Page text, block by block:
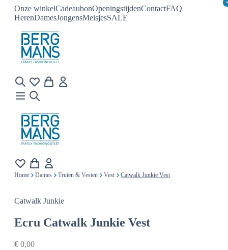
Onze winkelCadeaubonOpeningstijdenContactFAQ
HerenDamesJongensMeisjesSALE
×
×
Home Dames Truien & Vesten Vest Catwalk Junkie Vest
Catwalk Junkie
Ecru Catwalk Junkie Vest
€ 0,00